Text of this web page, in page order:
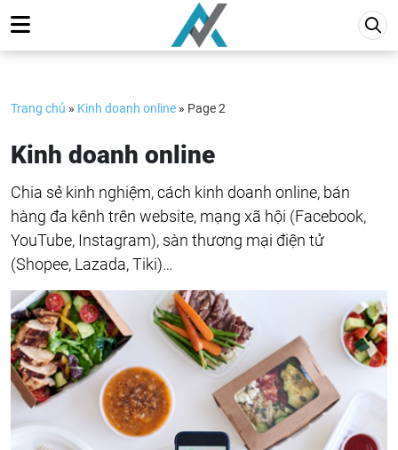
to
content
Trang chủ » Kinh doanh online » Page 2
Kinh doanh online
Chia sẻ kinh nghiệm, cách kinh doanh online, bán
hàng đa kênh trên website, mạng xã hội (Facebook,
YouTube, Instagram), sàn thương mại điện tử
(Shopee, Lazada, Tiki)…